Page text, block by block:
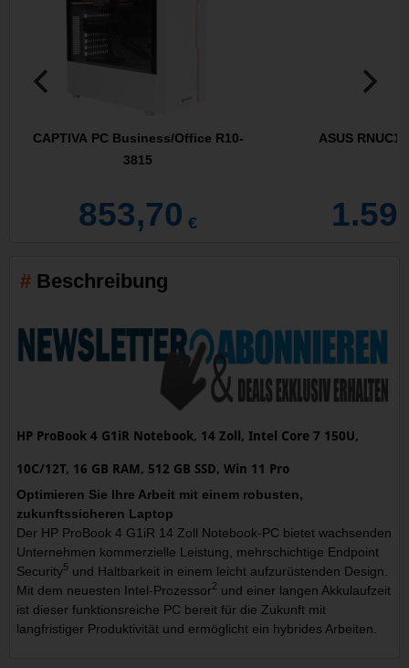
CAPTIVA PC Business/Office R10-
3815
853,70 €
ASUS
Beschreibung
HP ProBook 4 G1iR Notebook, 14 Zoll, Intel Core 7 150U,
10C/12T, 16 GB RAM, 512 GB SSD, Win 11 Pro
Optimieren Sie Ihre Arbeit mit einem robusten,
zukunftssicheren Laptop
Der HP ProBook 4 G1iR 14 Zoll Notebook-PC bietet wachsenden
Unternehmen kommerzielle Leistung, mehrschichtige Endpoint
Security5 und Haltbarkeit in einem leicht aufzurüstenden Design.
Mit dem neuesten Intel-Prozessor2 und einer langen Akkulaufzeit
ist dieser funktionsreiche PC bereit für die Zukunft mit
langfristiger Produktivität und ermöglicht ein hybrides Arbeiten.